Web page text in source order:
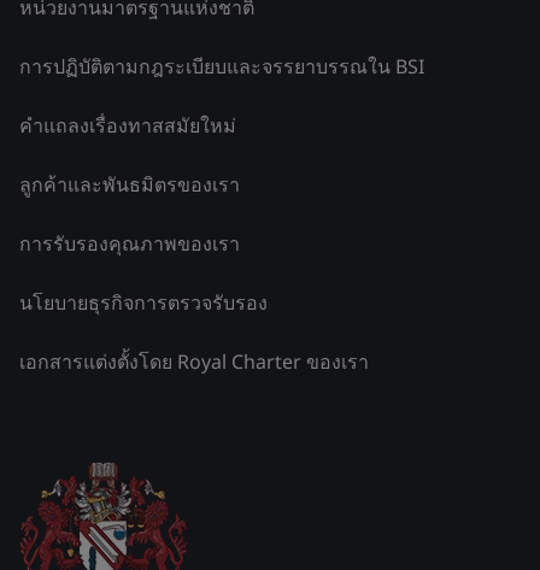
หน่วยงานมาตรฐานแห่งชาติ
การปฏิบัติตามกฎระเบียบและจรรยาบรรณใน BSI
คำแถลงเรื่องทาสสมัยใหม่
ลูกค้าและพันธมิตรของเรา
การรับรองคุณภาพของเรา
นโยบายธุรกิจการตรวจรับรอง
เอกสารแต่งตั้งโดย Royal Charter ของเรา